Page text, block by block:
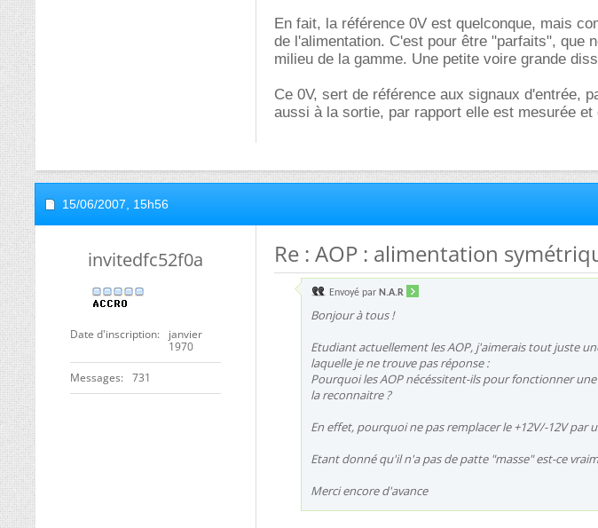
En fait, la référence 0V est quelconque, mais
de l'alimentation. C'est pour être "parfaits", que
milieu de la gamme. Une petite voire grande
Ce 0V, sert de référence aux signaux d'entrée,
aussi à la sortie, par rapport elle est mesurée et
15/06/2007, 15h56
invitedfc52f0a
Date d'inscription
janvier
1970
Messages 731
Re : AOP : alimentation
Envoyé par N.A.R
Bonjour à tous !
Etudiant actuellement les AOP, j'aimerais tout juste
laquelle je ne trouve pas réponse :
Pourquoi les AOP nécéssitent-ils pour fonctionner
la reconnaitre ?
En effet, pourquoi ne pas remplacer le +12V/-12V par
Etant donné qu'il n'a pas de patte "masse" est-ce
Merci encore d'avance